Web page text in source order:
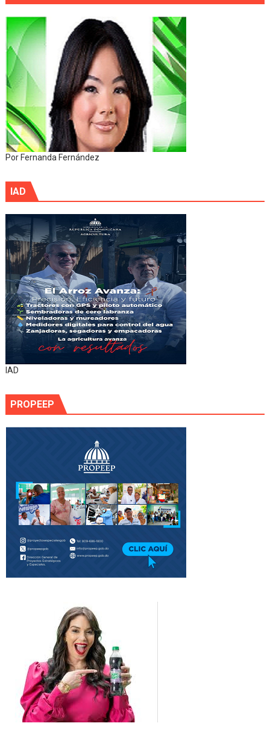
Por Fernanda Fernández
IAD
IAD
PROPEEP